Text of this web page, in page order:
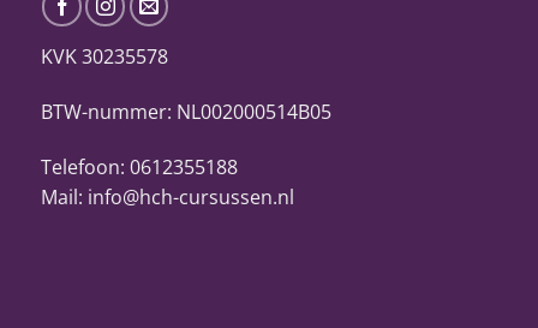
KVK 30235578
BTW-nummer: NL002000514B05
Telefoon: 0612355188
Mail: info@hch-cursussen.nl